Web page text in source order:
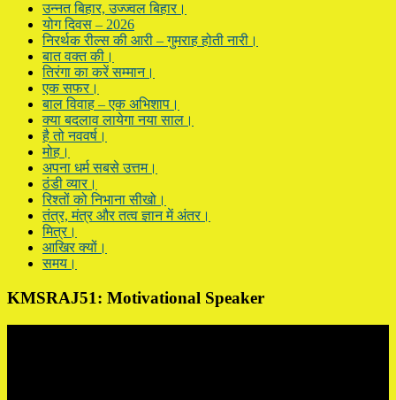
उन्नत बिहार, उज्ज्वल बिहार।
योग दिवस – 2026
निरर्थक रील्स की आरी – गुमराह होती नारी।
बात वक्त की।
तिरंगा का करें सम्मान।
एक सफर।
बाल विवाह – एक अभिशाप।
क्या बदलाव लायेगा नया साल।
है तो नववर्ष।
मोह।
अपना धर्म सबसे उत्तम।
ठंडी व्यार।
रिश्तों को निभाना सीखो।
तंत्र, मंत्र और तत्व ज्ञान में अंतर।
मित्र।
आखिर क्यों।
समय।
KMSRAJ51: Motivational Speaker